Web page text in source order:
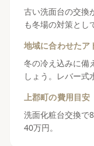
古い洗面台の交換
も冬場の対策とし
地域に合わせたア
冬の冷え込みに備
しょう。レバー式
上郡町の費用目安
洗面化粧台交換で
40万円。